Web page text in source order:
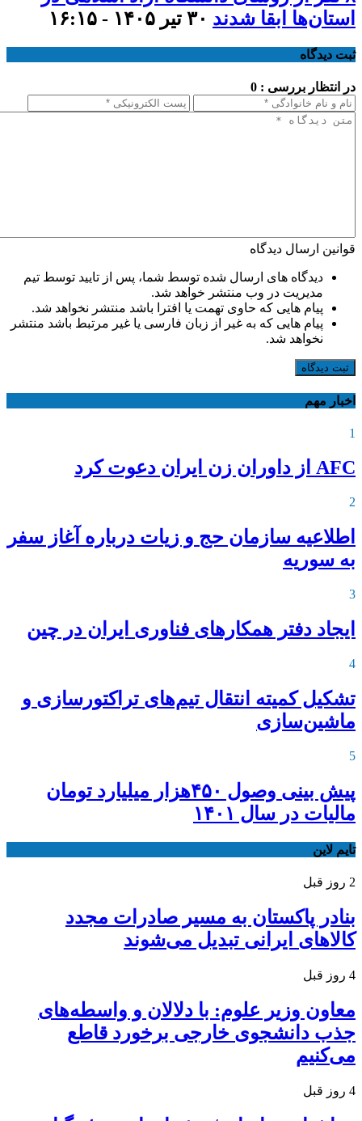
استان‌ها ابقا شدند ۳۰ تیر ۱۴۰۵ - ۱۶:۱۵
ثبت دیدگاه
در انتظار بررسی : 0
قوانین ارسال دیدگاه
دیدگاه های ارسال شده توسط شما، پس از تایید توسط تیم
مدیریت در وب منتشر خواهد شد.
پیام هایی که حاوی تهمت یا افترا باشد منتشر نخواهد شد.
پیام هایی که به غیر از زبان فارسی یا غیر مرتبط باشد منتشر
نخواهد شد.
ثبت دیدگاه
اخبار مهم
1
AFC از داوران زن ایران دعوت کرد
2
اطلاعیه‌ سازمان حج و زیات درباره آغاز سفر
به سوریه
3
ایجاد دفتر همکارهای فناوری ایران در چین
4
تشکیل کمیته انتقال تیم‌های تراکتورسازی و
ماشین‌سازی
5
پیش بینی وصول ۴۵۰هزار میلیارد تومان
مالیات در سال ۱۴۰۱
تایم لاین
2 روز قبل
بنادر پاکستان به مسیر صادرات مجدد
کالاهای ایرانی تبدیل می‌شوند
4 روز قبل
معاون وزیر علوم: با دلالان و واسطه‌های
جذب دانشجوی خارجی برخورد قاطع
می‌کنیم
4 روز قبل